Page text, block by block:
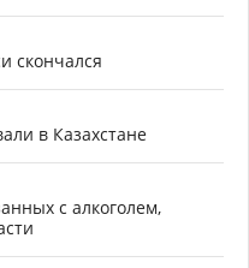
скончался
в Казахстане
с алкоголем,